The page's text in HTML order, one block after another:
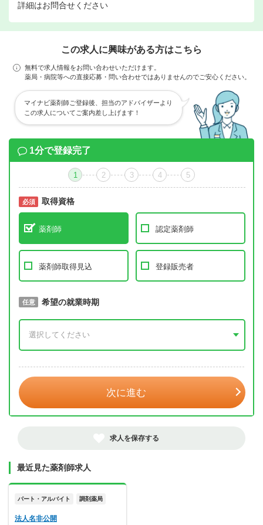
詳細はお問合せください
この求人に興味がある方はこちら
無料で求人情報をお問い合わせいただけます。
薬局・病院等への直接応募・問い合わせではありませんのでご安心ください。
マイナビ薬剤師ご登録後、担当のアドバイザーより
この求人についてご案内差し上げます！
1分で登録完了
1 2 3 4 5
必須 取得資格
薬剤師 認定薬剤師
薬剤師取得見込 登録販売者
必須 取得予定年
任意 希望の就業時期
次に進む
求人を保存する
最近見た薬剤師求人
パート・アルバイト 調剤薬局
法人名非公開